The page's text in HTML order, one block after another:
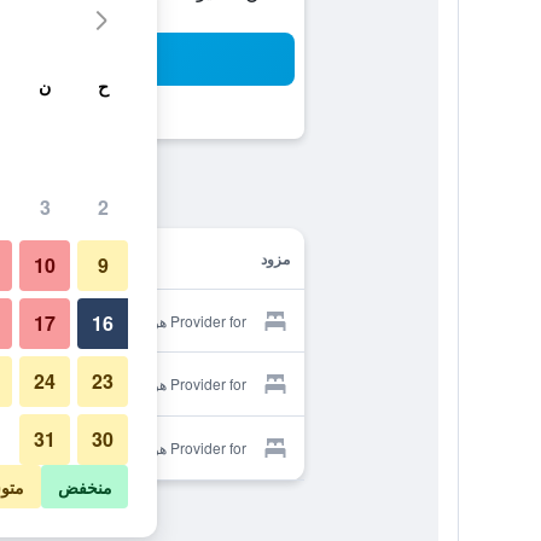
مزود
Provider for هوتل بلوتون
Provider for هوتل بلوتون
Provider for هوتل بلوتون
ح ن
2
3
9
10
16
17
23
24
30
31
منخفض